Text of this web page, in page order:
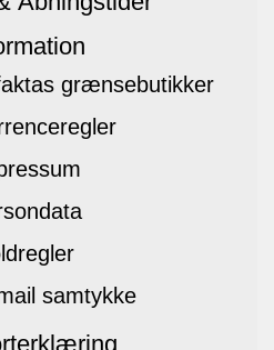
grænsebutikker
samtykke